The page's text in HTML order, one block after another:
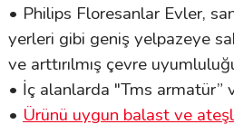
• Philips Floresanlar Evler,
yerleri gibi geniş yelpazeye
ve arttırılmış çevre
• İç alanlarda "Tms armatür”
• Ürünü uygun balast ve